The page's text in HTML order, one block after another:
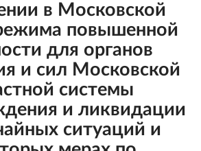
в Московской
повышенной
для органов
и сил Московской
системы
и ликвидации
ситуаций и